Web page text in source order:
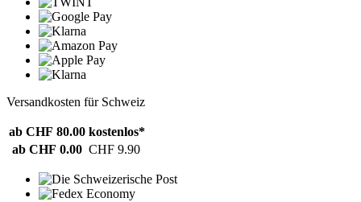
Versandkosten für Schweiz
ab CHF 80.00 kostenlos*
ab CHF 0.00 CHF 9.90